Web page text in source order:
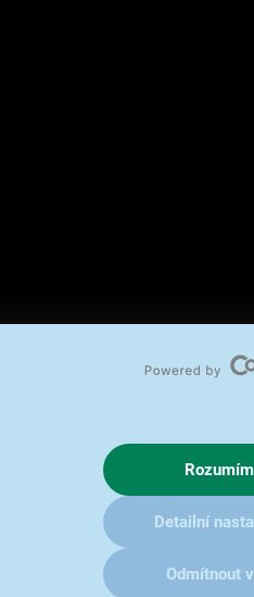
Rozumím
Detailní
Odmítnout